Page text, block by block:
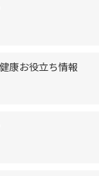
康お役立ち情報